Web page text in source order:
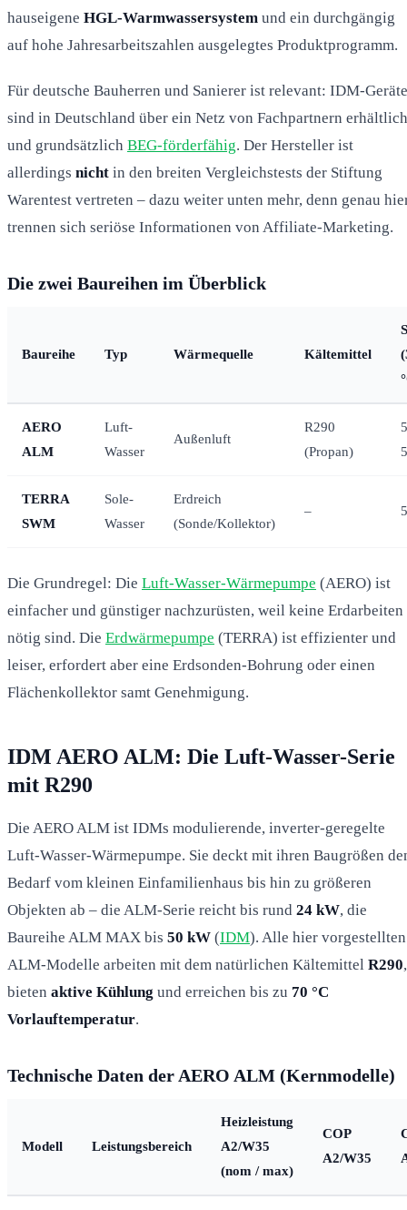
hauseigene HGL-Warmwassersystem und ein durchgängig
auf hohe Jahresarbeitszahlen ausgelegtes Produktprogramm.
Für deutsche Bauherren und Sanierer ist relevant: IDM-Geräte
sind in Deutschland über ein Netz von Fachpartnern erhältlich
und grundsätzlich BEG-förderfähig. Der Hersteller ist
allerdings nicht in den breiten Vergleichstests der Stiftung
Warentest vertreten – dazu weiter unten mehr, denn genau
trennen sich seriöse Informationen von Affiliate-Marketing.
Die zwei Baureihen im Überblick
Baureihe Typ Wärmequelle Kältemittel
AERO
ALM
Luft-
Wasser
Außenluft
R290
(Propan)
TERRA
SWM
Sole-
Wasser
Erdreich
(Sonde/Kollektor)
–
Die Grundregel: Die Luft-Wasser-Wärmepumpe (AERO) ist
einfacher und günstiger nachzurüsten, weil keine Erdarbeiten
nötig sind. Die Erdwärmepumpe (TERRA) ist effizienter und
leiser, erfordert aber eine Erdsonden-Bohrung oder einen
Flächenkollektor samt Genehmigung.
IDM AERO ALM: Die Luft-Wasser-Serie
mit R290
Die AERO ALM ist IDMs modulierende, inverter-geregelte
Luft-Wasser-Wärmepumpe. Sie deckt mit ihren Baugrößen
Bedarf vom kleinen Einfamilienhaus bis hin zu größeren
Objekten ab – die ALM-Serie reicht bis rund 24 kW, die
Baureihe ALM MAX bis 50 kW (IDM). Alle hier vorgestellten
ALM-Modelle arbeiten mit dem natürlichen Kältemittel R290,
bieten aktive Kühlung und erreichen bis zu 70 °C
Vorlauftemperatur.
Technische Daten der AERO ALM (Kernmodelle)
Modell Leistungsbereich
Heizleistung
A2/W35
(nom / max)
COP
A2/W35